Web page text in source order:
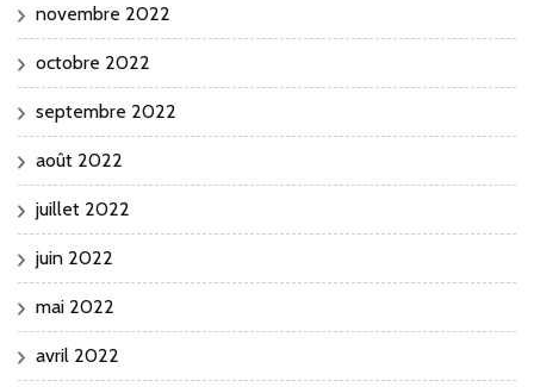
novembre 2022
octobre 2022
septembre 2022
août 2022
juillet 2022
juin 2022
mai 2022
avril 2022